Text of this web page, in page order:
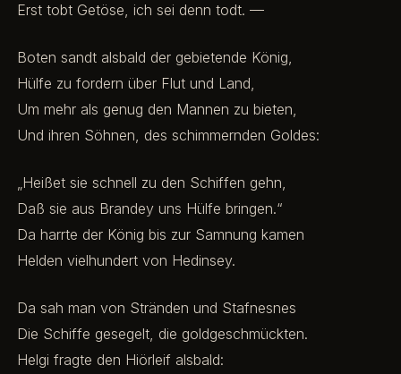
Erst tobt Getöse, ich sei denn todt. —
Boten sandt alsbald der gebietende König,
Hülfe zu fordern über Flut und Land,
Um mehr als genug den Mannen zu bieten,
Und ihren Söhnen, des schimmernden Goldes:
„Heißet sie schnell zu den Schiffen gehn,
Daß sie aus Brandey uns Hülfe bringen.“
Da harrte der König bis zur Samnung kamen
Helden vielhundert von Hedinsey.
Da sah man von Stränden und Stafnesnes
Die Schiffe gesegelt, die goldgeschmückten.
Helgi fragte den Hiörleif alsbald: